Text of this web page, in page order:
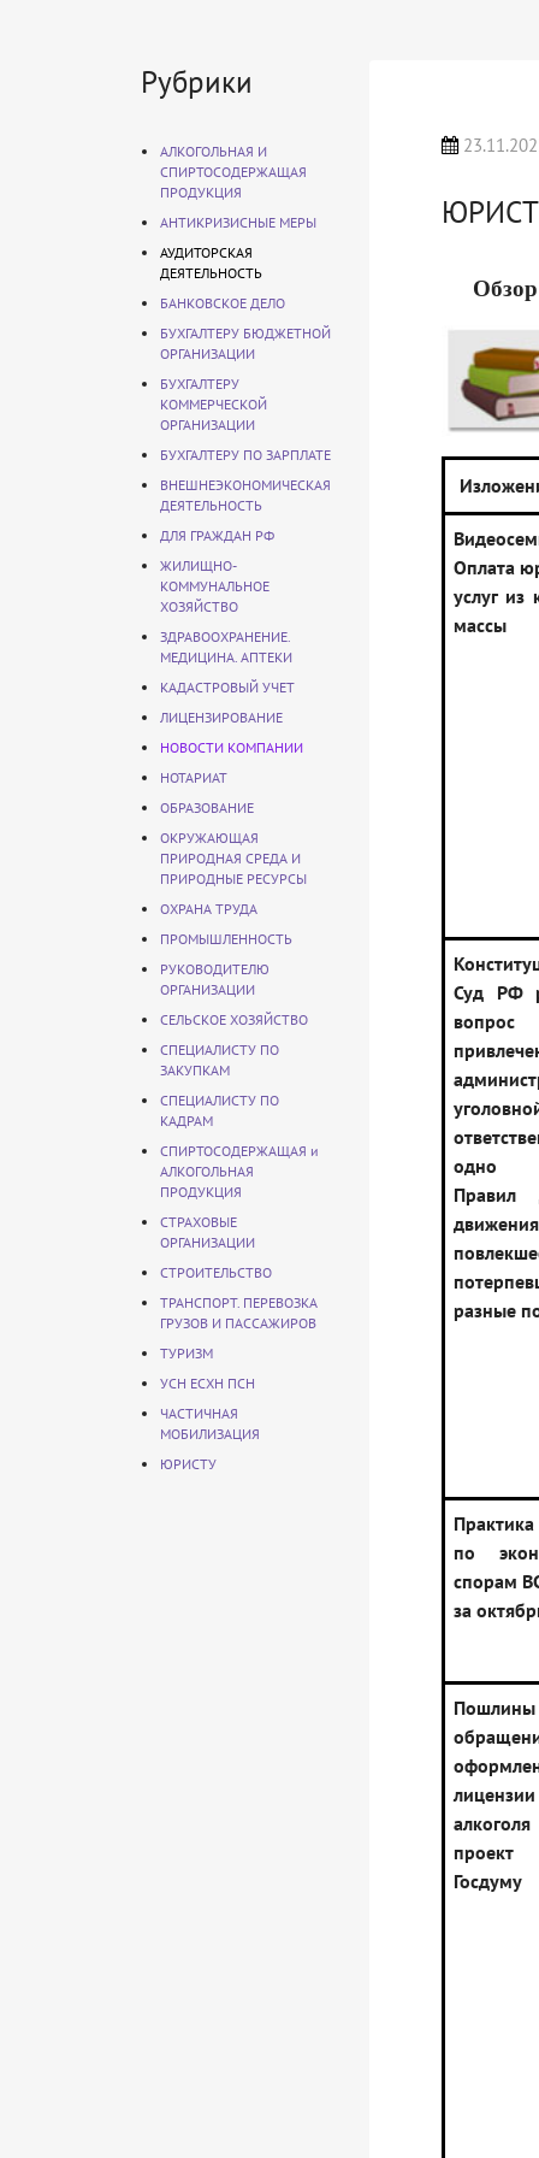
Рубрики
АЛКОГОЛЬНАЯ И
СПИРТОСОДЕРЖАЩАЯ
ПРОДУКЦИЯ
АНТИКРИЗИСНЫЕ МЕРЫ
АУДИТОРСКАЯ
ДЕЯТЕЛЬНОСТЬ
БАНКОВСКОЕ ДЕЛО
БУХГАЛТЕРУ БЮДЖЕТНОЙ
ОРГАНИЗАЦИИ
БУХГАЛТЕРУ
КОММЕРЧЕСКОЙ
ОРГАНИЗАЦИИ
БУХГАЛТЕРУ ПО ЗАРПЛАТЕ
ВНЕШНЕЭКОНОМИЧЕСКАЯ
ДЕЯТЕЛЬНОСТЬ
ДЛЯ ГРАЖДАН РФ
ЖИЛИЩНО-
КОММУНАЛЬНОЕ
ХОЗЯЙСТВО
ЗДРАВООХРАНЕНИЕ.
МЕДИЦИНА. АПТЕКИ
КАДАСТРОВЫЙ УЧЕТ
ЛИЦЕНЗИРОВАНИЕ
НОВОСТИ КОМПАНИИ
НОТАРИАТ
ОБРАЗОВАНИЕ
ОКРУЖАЮЩАЯ
ПРИРОДНАЯ СРЕДА И
ПРИРОДНЫЕ РЕСУРСЫ
ОХРАНА ТРУДА
ПРОМЫШЛЕННОСТЬ
РУКОВОДИТЕЛЮ
ОРГАНИЗАЦИИ
СЕЛЬСКОЕ ХОЗЯЙСТВО
СПЕЦИАЛИСТУ ПО
ЗАКУПКАМ
СПЕЦИАЛИСТУ ПО
КАДРАМ
СПИРТОСОДЕРЖАЩАЯ и
АЛКОГОЛЬНАЯ
ПРОДУКЦИЯ
СТРАХОВЫЕ
ОРГАНИЗАЦИИ
СТРОИТЕЛЬСТВО
ТРАНСПОРТ. ПЕРЕВОЗКА
ГРУЗОВ И ПАССАЖИРОВ
ТУРИЗМ
УСН ЕСХН ПСН
ЧАСТИЧНАЯ
МОБИЛИЗАЦИЯ
ЮРИСТУ
Оплата
услуг из
массы
Суд РФ
одно
Правил
разные
по
спорам
за
Госдуму